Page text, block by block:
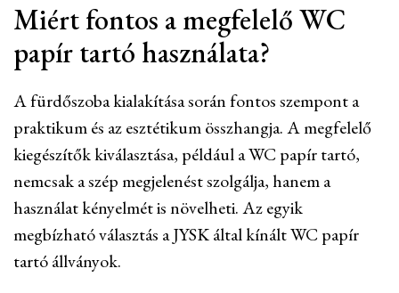
Miért fontos a megfelelő WC
papír tartó használata?
A fürdőszoba kialakítása során fontos szempont a
praktikum és az esztétikum összhangja. A megfelelő
kiegészítők kiválasztása, például a WC papír tartó,
nemcsak a szép megjelenést szolgálja, hanem a
használat kényelmét is növelheti. Az egyik
megbízható választás a JYSK által kínált WC papír
tartó állványok.